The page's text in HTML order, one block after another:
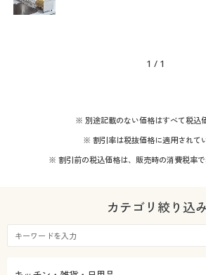
1 / 1
※ 別途記載のない価格はすべて税込
※ 割引率は税抜価格に適用されて
※ 割引前の税込価格は、販売時の消費税率で
カテゴリ絞り込